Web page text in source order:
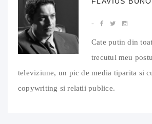
Cate putin din
trecutul meu
televiziune, un pic de media tiparita si
copywriting si relatii publice.